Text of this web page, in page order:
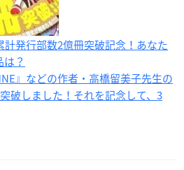
発行部数2億冊突破記念！あなた
？
』などの作者・高橋留美子先生の
破しました！それを記念して、3